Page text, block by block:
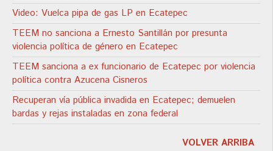
Video: Vuelca pipa de gas LP en Ecatepec
TEEM no sanciona a Ernesto Santillán por presunta
violencia política de género en Ecatepec
TEEM sanciona a ex funcionario de Ecatepec por violencia
política contra Azucena Cisneros
Recuperan vía pública invadida en Ecatepec; demuelen
bardas y rejas instaladas en zona federal
VOLVER ARRIBA